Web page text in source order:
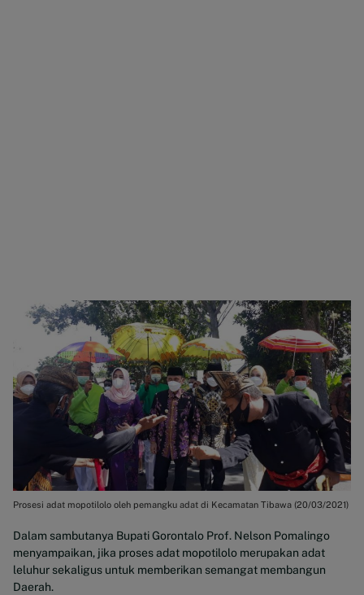
Prosesi adat mopotilolo oleh pemangku adat di Kecamatan Tibawa (20/03/2021)
Dalam sambutanya Bupati Gorontalo Prof. Nelson Pomalingo
menyampaikan, jika proses adat mopotilolo merupakan adat
leluhur sekaligus untuk memberikan semangat membangun
Daerah.